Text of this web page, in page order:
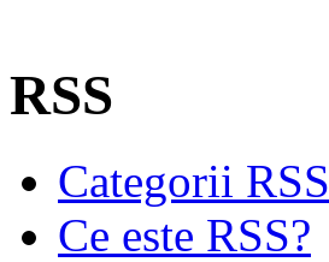
RSS
Categorii RSS
Ce este RSS?